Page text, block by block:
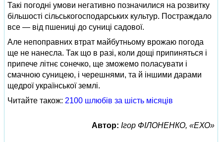
Такі погодні умови негативно позначилися на розвитку
більшості сільськогосподарських культур. Постраждало
все — від пшениці до суниці садової.
Але непоправних втрат майбутньому врожаю погода
ще не нанесла. Так що в разі, коли дощі припиняться і
припече літнє сонечко, ще зможемо поласувати і
смачною суницею, і черешнями, та й іншими дарами
щедрої української землі.
Читайте також: 2100 шлюбів за шість місяців
Автор: Ігор ФІЛОНЕНКО, «ЕХО»